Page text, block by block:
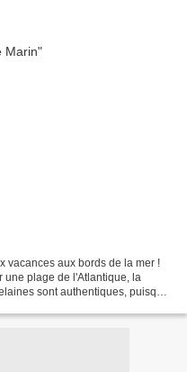
vacances aux bords de la mer !
une plage de l'Atlantique, la
sont authentiques, puisque